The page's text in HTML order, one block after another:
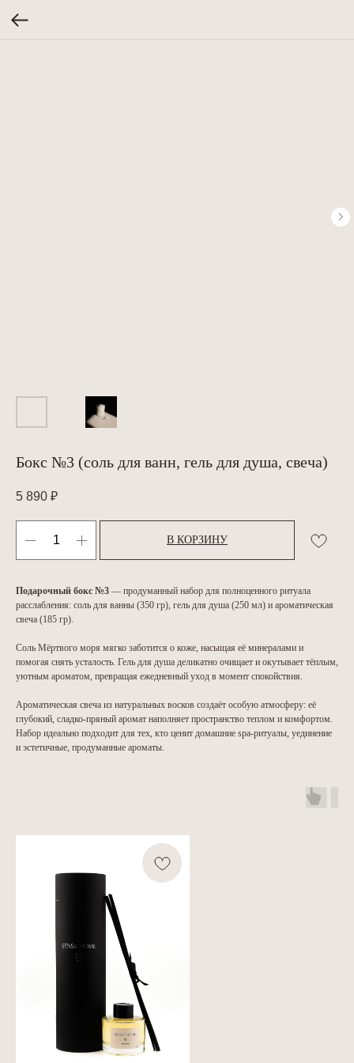
Бокс №3 (соль для ванн, гель для душа, свеча)
5 890 ₽
В КОРЗИНУ
Подарочный бокс №3 — продуманный набор для полноценного ритуала
расслабления: соль для ванны (350 гр), гель для душа (250 мл) и ароматическая
свеча (185 гр).
Соль Мёртвого моря мягко заботится о коже, насыщая её минералами и
помогая снять усталость. Гель для душа деликатно очищает и окутывает тёплым,
уютным ароматом, превращая ежедневный уход в момент спокойствия.
Ароматическая свеча из натуральных восков создаёт особую атмосферу: её
глубокий, сладко-пряный аромат наполняет пространство теплом и комфортом.
Набор идеально подходит для тех, кто ценит домашние spa-ритуалы, уединение
и эстетичные, продуманные ароматы.